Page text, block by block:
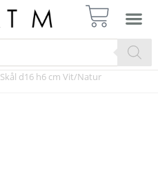
Skål d16 h6 cm Vit/Natur